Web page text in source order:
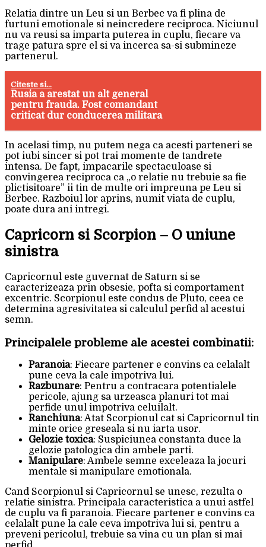
Relatia dintre un Leu si un Berbec va fi plina de
furtuni emotionale si neincredere reciproca. Niciunul
nu va reusi sa imparta puterea in cuplu, fiecare va
trage patura spre el si va incerca sa-si submineze
partenerul.
Citeste si...
Rusia a arestat un alt general
pentru frauda. Fost comandant
criticat dur conducerea militara
In acelasi timp, nu putem nega ca acesti parteneri se
pot iubi sincer si pot trai momente de tandrete
intensa. De fapt, impacarile spectaculoase si
convingerea reciproca ca „o relatie nu trebuie sa fie
plictisitoare” ii tin de multe ori impreuna pe Leu si
Berbec. Razboiul lor aprins, numit viata de cuplu,
poate dura ani intregi.
Capricorn si Scorpion – O uniune
sinistra
Capricornul este guvernat de Saturn si se
caracterizeaza prin obsesie, pofta si comportament
excentric. Scorpionul este condus de Pluto, ceea ce
determina agresivitatea si calculul perfid al acestui
semn.
Principalele probleme ale acestei combinatii:
Paranoia: Fiecare partener e convins ca celalalt
pune ceva la cale impotriva lui.
Razbunare: Pentru a contracara potentialele
pericole, ajung sa urzeasca planuri tot mai
perfide unul impotriva celuilalt.
Ranchiuna: Atat Scorpionul cat si Capricornul tin
minte orice greseala si nu iarta usor.
Gelozie toxica: Suspiciunea constanta duce la
gelozie patologica din ambele parti.
Manipulare: Ambele semne exceleaza la jocuri
mentale si manipulare emotionala.
Cand Scorpionul si Capricornul se unesc, rezulta o
relatie sinistra. Principala caracteristica a unui astfel
de cuplu va fi paranoia. Fiecare partener e convins ca
celalalt pune la cale ceva impotriva lui si, pentru a
preveni pericolul, trebuie sa vina cu un plan si mai